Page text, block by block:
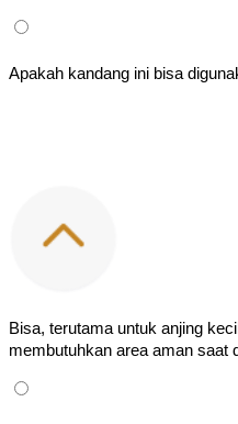
Apakah kandang ini bisa
Bisa, terutama untuk anjing
membutuhkan area aman saat